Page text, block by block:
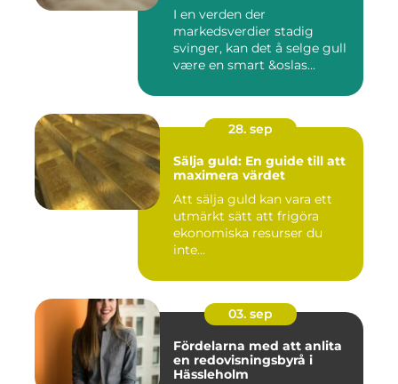
I en verden der
markedsverdier stadig
svinger, kan det å selge gull
være en smart &oslas...
28. sep
Sälja guld: En guide till att
maximera värdet
Att sälja guld kan vara ett
utmärkt sätt att frigöra
ekonomiska resurser du
inte...
03. sep
Fördelarna med att anlita
en redovisningsbyrå i
Hässleholm